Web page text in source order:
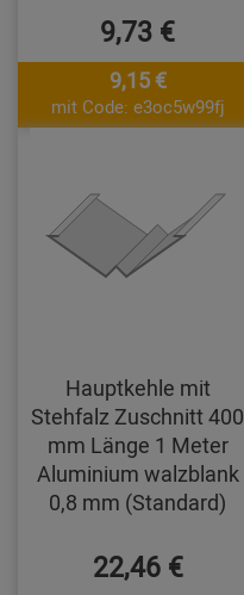
9,73 €
9,15 €
mit Code: e3oc5w99fj
Hauptkehle mit
Stehfalz Zuschnitt 400
mm Länge 1 Meter
Aluminium walzblank
0,8 mm (Standard)
22,46 €